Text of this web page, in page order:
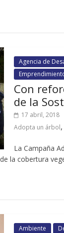
Agencia de
Con
de la
17 abril, 2018
Adopta un árbol,
La Campaña
la cobertura
Ambiente